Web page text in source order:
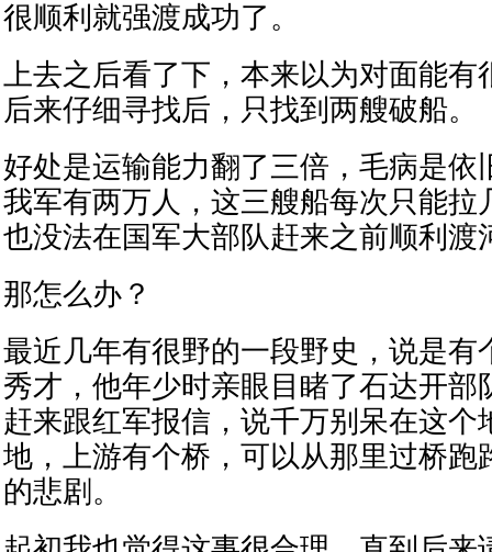
很顺利就强渡成功了。
上去之后看了下，本来以为对面能有
后来仔细寻找后，只找到两艘破船。
好处是运输能力翻了三倍，毛病是依
我军有两万人，这三艘船每次只能拉
也没法在国军大部队赶来之前顺利渡
那怎么办？
最近几年有很野的一段野史，说是有
秀才，他年少时亲眼目睹了石达开部
赶来跟红军报信，说千万别呆在这个
地，上游有个桥，可以从那里过桥跑
的悲剧。